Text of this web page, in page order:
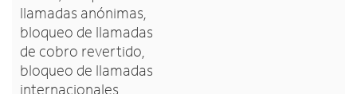
llamadas anónimas,
bloqueo de llamadas
de cobro revertido,
bloqueo de llamadas
internacionales,